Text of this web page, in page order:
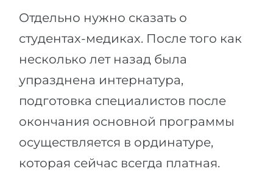
Отдельно нужно сказать о
студентах-медиках. После того как
несколько лет назад была
упразднена интернатура,
подготовка специалистов после
окончания основной программы
осуществляется в ординатуре,
которая сейчас всегда платная.